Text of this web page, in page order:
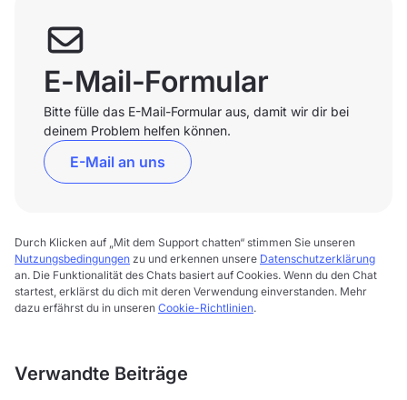
E-Mail-Formular
Bitte fülle das E-Mail-Formular aus, damit wir dir bei
deinem Problem helfen können.
E-Mail an uns
Durch Klicken auf „Mit dem Support chatten“ stimmen Sie unseren
Nutzungsbedingungen zu und erkennen unsere Datenschutzerklärung
an. Die Funktionalität des Chats basiert auf Cookies. Wenn du den Chat
startest, erklärst du dich mit deren Verwendung einverstanden. Mehr
dazu erfährst du in unseren Cookie-Richtlinien.
Verwandte Beiträge